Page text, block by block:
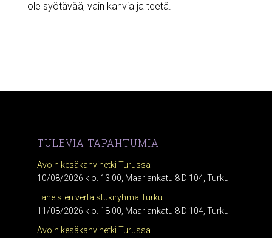
ole syötävää, vain kahvia ja teetä.
TULEVIA TAPAHTUMIA
Avoin kesäkahvihetki Turussa
10/08/2026 klo. 13:00, Maariankatu 8 D 104, Turku
Läheisten vertaistukiryhmä Turku
11/08/2026 klo. 18:00, Maariankatu 8 D 104, Turku
Avoin kesäkahvihetki Turussa